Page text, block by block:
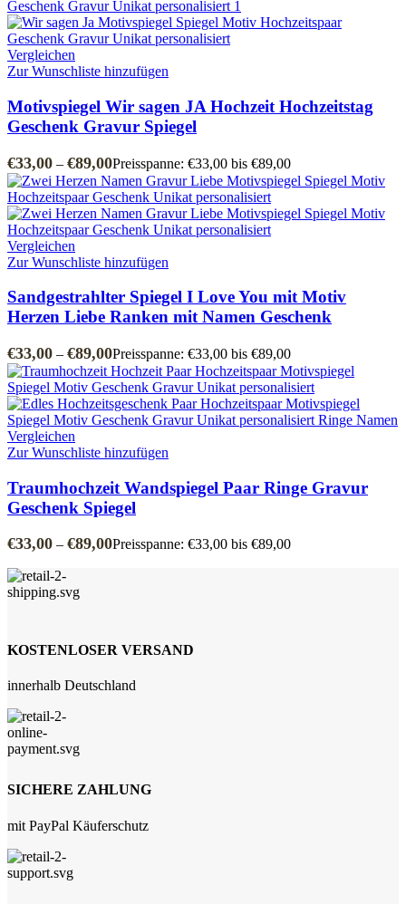
Vergleichen
Zur Wunschliste hinzufügen
Motivspiegel Wir sagen JA Hochzeit Hochzeitstag
Geschenk Gravur Spiegel
€33,00 – €89,00Preisspanne: €33,00 bis €89,00
Vergleichen
Zur Wunschliste hinzufügen
Sandgestrahlter Spiegel I Love You mit Motiv
Herzen Liebe Ranken mit Namen Geschenk
€33,00 – €89,00Preisspanne: €33,00 bis €89,00
Vergleichen
Zur Wunschliste hinzufügen
Traumhochzeit Wandspiegel Paar Ringe Gravur
Geschenk Spiegel
€33,00 – €89,00Preisspanne: €33,00 bis €89,00
KOSTENLOSER VERSAND
innerhalb Deutschland
SICHERE ZAHLUNG
mit PayPal Käuferschutz